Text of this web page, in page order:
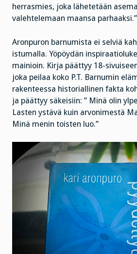
herrasmies, joka lähetetään
valehtelemaan maansa parhaaksi.”
Aronpuron barnumista ei selviä
istumalla. Yöpöydän
mainioin. Kirja päättyy 18-
joka peilaa koko P.T. Barnumin
rakenteessa historiallinen fakta
ja päättyy säkeisiin: ” Minä olin
Lasten ystävä kuin arvonimestä
Minä menin toisten luo.”